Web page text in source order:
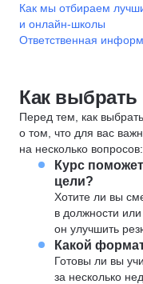
Как мы отбираем
и онлайн-школы
Ответственная
Как выбрать
Перед тем, как
о том, что для вас
на несколько вопросов:
Курс
цели?
Хотите ли вы
в должности
он улучшить
Какой
Готовы ли вы
за несколько